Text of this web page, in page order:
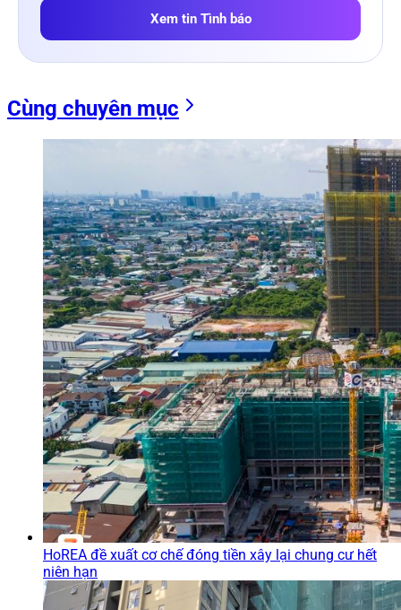
Xem tin Tình báo
Cùng chuyên mục
HoREA đề xuất cơ chế đóng tiền xây lại chung cư hết
niên hạn